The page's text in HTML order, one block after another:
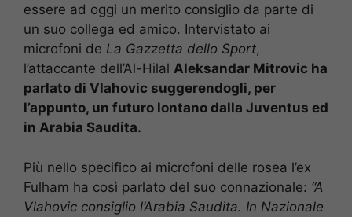
essere ad oggi un merito consiglio da parte di
un suo collega ed amico. Intervistato ai
microfoni de La Gazzetta dello Sport,
l’attaccante dell’Al-Hilal Aleksandar Mitrovic ha
parlato di Vlahovic suggerendogli, per
l’appunto, un futuro lontano dalla Juventus ed
in Arabia Saudita.
Più nello specifico ai microfoni delle rosea l’ex
Fulham ha così parlato del suo connazionale: “A
Vlahovic consiglio l’Arabia Saudita. In Nazionale